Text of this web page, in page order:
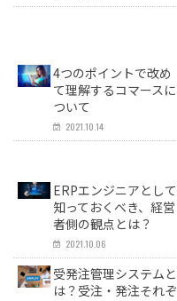
4つのポイントで改め
て理解するコマースに
ついて
2021.10.14
ERPエンジニアとして
知っておくべき、経営
者側の観点とは？
2021.10.06
受発注管理システムと
は？受注・発注それぞ